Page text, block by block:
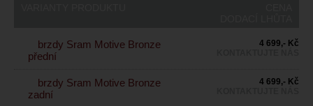
brzdy Sram Motive Bronze
přední
4 699,- Kč
brzdy Sram Motive Bronze
zadní
4 699,- Kč